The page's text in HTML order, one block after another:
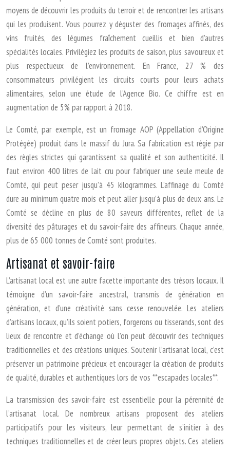
moyens de découvrir les produits du terroir et de rencontrer les artisans
qui les produisent. Vous pourrez y déguster des fromages affinés, des
vins fruités, des légumes fraîchement cueillis et bien d’autres
spécialités locales. Privilégiez les produits de saison, plus savoureux et
plus respectueux de l’environnement. En France, 27 % des
consommateurs privilégient les circuits courts pour leurs achats
alimentaires, selon une étude de l’Agence Bio. Ce chiffre est en
augmentation de 5% par rapport à 2018.
Le Comté, par exemple, est un fromage AOP (Appellation d’Origine
Protégée) produit dans le massif du Jura. Sa fabrication est régie par
des règles strictes qui garantissent sa qualité et son authenticité. Il
faut environ 400 litres de lait cru pour fabriquer une seule meule de
Comté, qui peut peser jusqu’à 45 kilogrammes. L’affinage du Comté
dure au minimum quatre mois et peut aller jusqu’à plus de deux ans. Le
Comté se décline en plus de 80 saveurs différentes, reflet de la
diversité des pâturages et du savoir-faire des affineurs. Chaque année,
plus de 65 000 tonnes de Comté sont produites.
Artisanat et savoir-faire
L’artisanat local est une autre facette importante des trésors locaux. Il
témoigne d’un savoir-faire ancestral, transmis de génération en
génération, et d’une créativité sans cesse renouvelée. Les ateliers
d’artisans locaux, qu’ils soient potiers, forgerons ou tisserands, sont des
lieux de rencontre et d’échange où l’on peut découvrir des techniques
traditionnelles et des créations uniques. Soutenir l’artisanat local, c’est
préserver un patrimoine précieux et encourager la création de produits
de qualité, durables et authentiques lors de vos **escapades locales**.
La transmission des savoir-faire est essentielle pour la pérennité de
l’artisanat local. De nombreux artisans proposent des ateliers
participatifs pour les visiteurs, leur permettant de s’initier à des
techniques traditionnelles et de créer leurs propres objets. Ces ateliers